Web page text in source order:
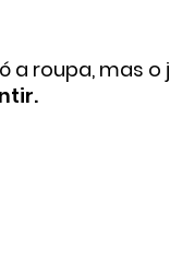
a roupa, mas